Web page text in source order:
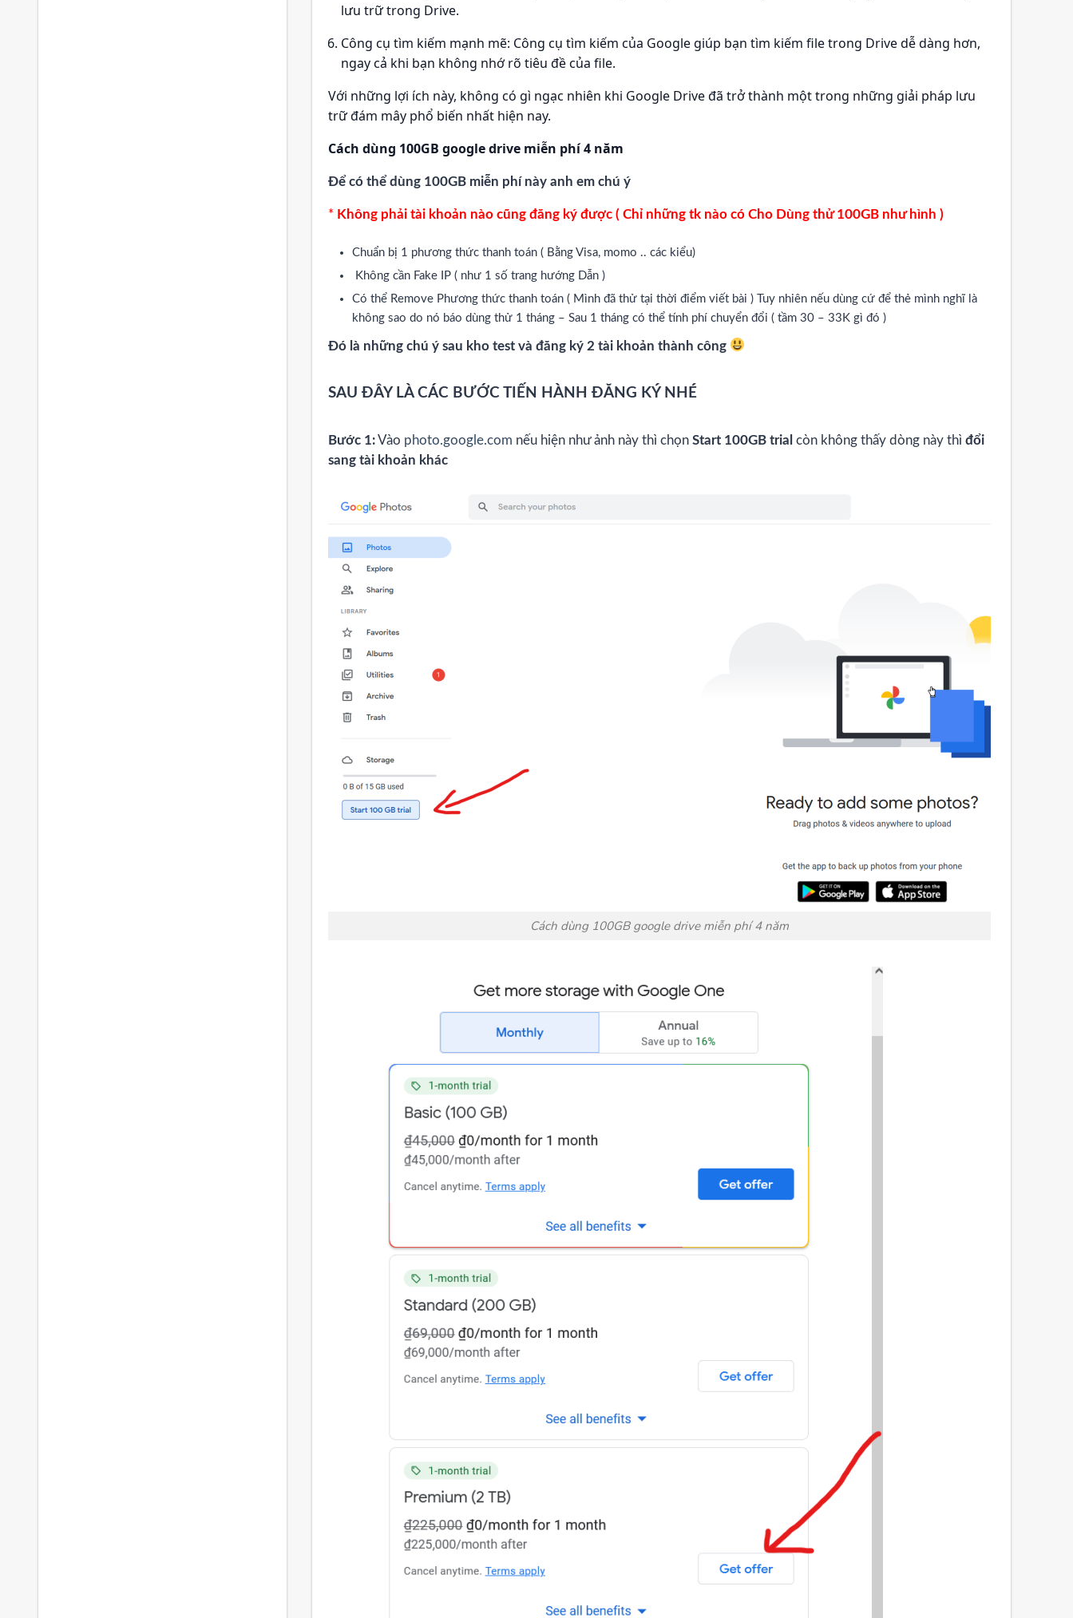
lưu trữ trong Drive.
Công cụ tìm kiếm mạnh mẽ: Công cụ tìm kiếm của Google giúp bạn tìm kiếm file trong Drive dễ dàng hơn,
ngay cả khi bạn không nhớ rõ tiêu đề của file.
Với những lợi ích này, không có gì ngạc nhiên khi Google Drive đã trở thành một trong những giải pháp lưu
trữ đám mây phổ biến nhất hiện nay.
Cách dùng 100GB google drive miễn phí 4 năm
Để có thể dùng 100GB miễn phí này anh em chú ý
* Không phải tài khoản nào cũng đăng ký được ( Chỉ những tk nào có Cho Dùng thử 100GB như hình )
Chuẩn bị 1 phương thức thanh toán ( Bằng Visa, momo .. các kiểu)
Không cần Fake IP ( như 1 số trang hướng Dẫn )
Có thể Remove Phương thức thanh toán ( Mình đã thử tại thời điểm viết bài ) Tuy nhiên nếu dùng cứ để thẻ mình nghĩ là
không sao do nó báo dùng thử 1 tháng – Sau 1 tháng có thể tính phí chuyển đổi ( tầm 30 – 33K gì đó )
Đó là những chú ý sau kho test và đăng ký 2 tài khoản thành công
SAU ĐÂY LÀ CÁC BƯỚC TIẾN HÀNH ĐĂNG KÝ NHÉ
Bước 1:Vào photo.google.com nếu hiện như ảnh này thì chọn Start 100GB trial còn không thấy dòng này thì đổi
sang tài khoản khác
Cách dùng 100GB google drive miễn phí 4 năm